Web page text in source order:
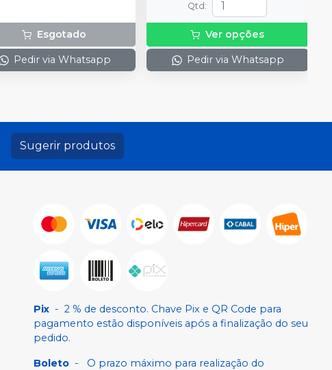
Esgotado
Pedir via Whatsapp
Qtd :
Ver opções
Pedir via Whatsapp
Sugerir produtos
Pix - 2 % de desconto. Chave Pix e QR Code para
pagamento estão disponíveis após a finalização do seu
pedido.
Boleto -
O prazo máximo para realização do